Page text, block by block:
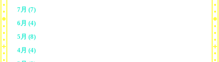
7月 (7)
6月 (4)
5月 (8)
4月 (4)